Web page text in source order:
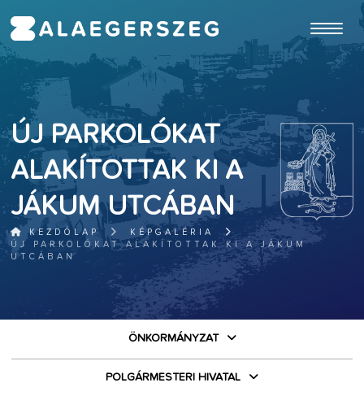
ÚJ PARKOLÓKAT
ALAKÍTOTTAK KI A
JÁKUM UTCÁBAN
KEZDŐLAP
KÉPGALÉRIA
ÚJ PARKOLÓKAT ALAKÍTOTTAK KI A JÁKUM
UTCÁBAN
ÖNKORMÁNYZAT
POLGÁRMESTERI HIVATAL